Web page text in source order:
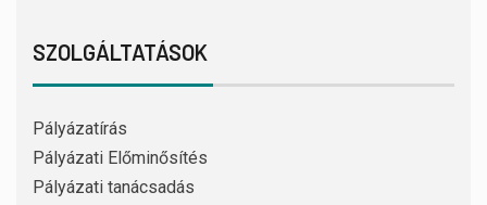
SZOLGÁLTATÁSOK
Pályázatírás
Pályázati Előminősítés
Pályázati tanácsadás